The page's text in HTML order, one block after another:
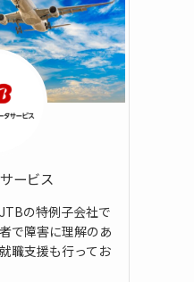
ービス
の特例子会社で
で障害に理解のあ
職支援も行ってお